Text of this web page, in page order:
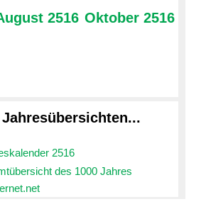
2516 Oktober 2516
2516
des 1000 Jahres